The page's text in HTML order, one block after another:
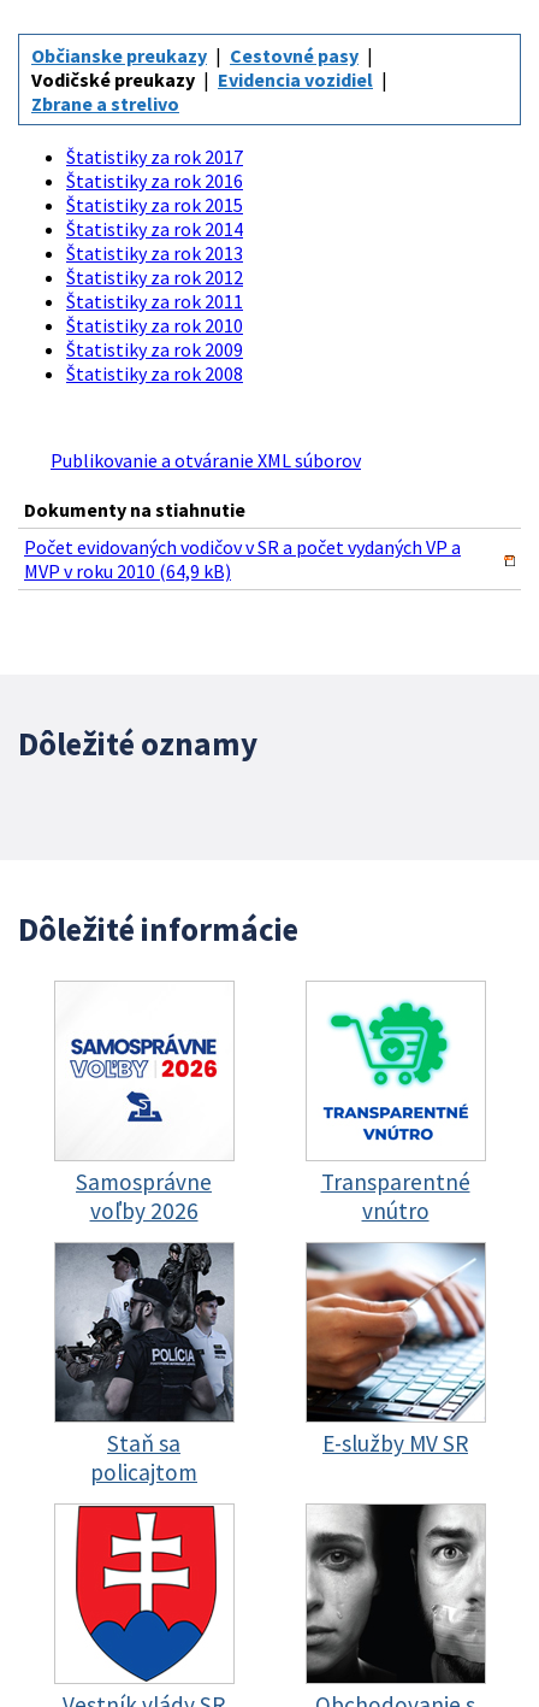
Občianske preukazy
Cestovné pasy
Vodičské preukazy
Evidencia vozidiel
Zbrane a strelivo
Štatistiky za rok 2017
Štatistiky za rok 2016
Štatistiky za rok 2015
Štatistiky za rok 2014
Štatistiky za rok 2013
Štatistiky za rok 2012
Štatistiky za rok 2011
Štatistiky za rok 2010
Štatistiky za rok 2009
Štatistiky za rok 2008
Publikovanie a otváranie XML súborov
Dokumenty na stiahnutie
Počet evidovaných vodičov v SR a počet vydaných VP a
MVP v roku 2010 (64,9 kB)
Dôležité oznamy
Dôležité informácie
Samosprávne
voľby 2026
Transparentné
vnútro
Staň sa
policajtom
E-služby MV SR